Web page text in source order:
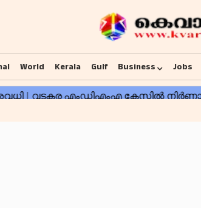
World Kerala Gulf Business Jobs